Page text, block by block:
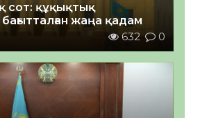
сот: құқықтық
жаңа қадам
632 0